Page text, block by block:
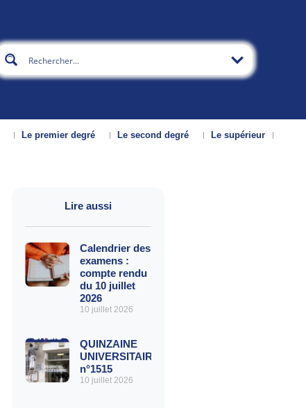
Le premier degré Le second degré
Le supérieur
Lire aussi
Calendrier des
examens :
compte rendu
du 10 juillet
2026
10 juillet 2026
QUINZAINE
UNIVERSITAIRE
n°1515
10 juillet 2026